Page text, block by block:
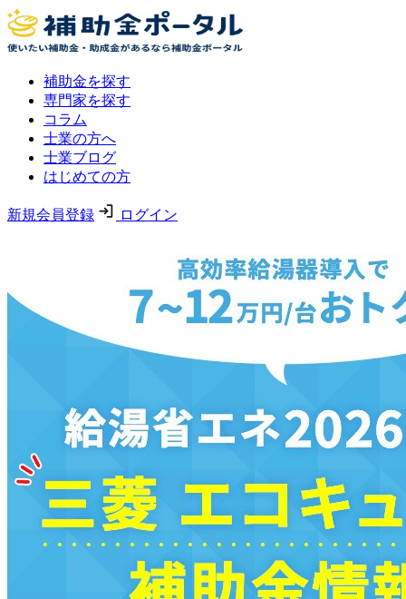
補助金を探す
専門家を探す
コラム
士業の方へ
士業ブログ
はじめての方
新規会員登録 ログイン